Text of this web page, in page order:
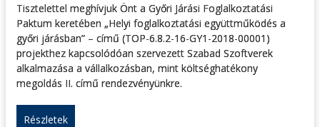
Tisztelettel meghívjuk Önt a Győri Járási Foglalkoztatási
Paktum keretében „Helyi foglalkoztatási együttműködés a
győri járásban” – című (TOP-6.8.2-16-GY1-2018-00001)
projekthez kapcsolódóan szervezett Szabad Szoftverek
alkalmazása a vállalkozásban, mint költséghatékony
megoldás II. című rendezvényünkre.
Részletek